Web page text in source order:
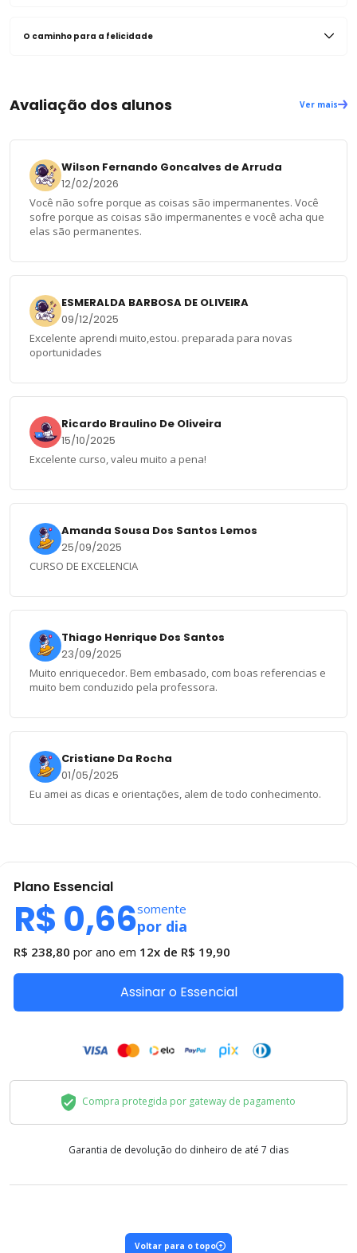
O caminho para a felicidade
Avaliação dos alunos Ver mais
Wilson Fernando Goncalves de Arruda
12/02/2026
Você não sofre porque as coisas são impermanentes. Você
sofre porque as coisas são impermanentes e você acha que
elas são permanentes.
ESMERALDA BARBOSA DE OLIVEIRA
09/12/2025
Excelente aprendi muito,estou. preparada para novas
oportunidades
Ricardo Braulino De Oliveira
15/10/2025
Excelente curso, valeu muito a pena!
Amanda Sousa Dos Santos Lemos
25/09/2025
CURSO DE EXCELENCIA
Thiago Henrique Dos Santos
23/09/2025
Muito enriquecedor. Bem embasado, com boas referencias e
muito bem conduzido pela professora.
Cristiane Da Rocha
01/05/2025
Eu amei as dicas e orientações, alem de todo conhecimento.
Plano Essencial
R$ 0,66somente
por dia
R$ 238,80 por ano em 12x de R$ 19,90
Assinar o Essencial
Compra protegida por gateway de pagamento
Garantia de devolução do dinheiro de até 7 dias
Voltar para o topo